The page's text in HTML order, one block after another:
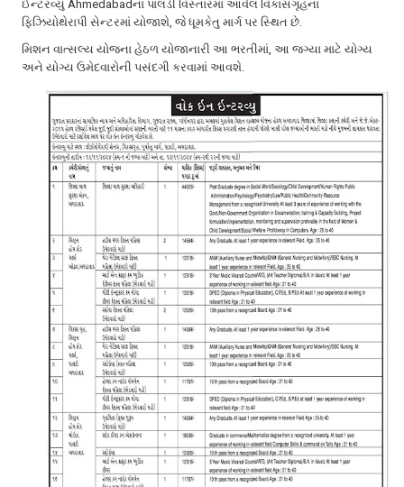
ઈન્ટરવ્યુ Ahmedabadના પાલડી વિસ્તારમાં આવેલ વિકાસગૃહના
ફિઝિયોથેરાપી સેન્ટરમાં યોજાશે, જે ધૂમકેતુ માર્ગ પર સ્થિત છે.
મિશન વાત્સલ્ય યોજના હેઠળ યોજાનારી આ ભરતીમાં, આ જગ્યા માટે યોગ્ય
અને યોગ્ય ઉમેદવારોની પસંદગી કરવામાં આવશે.